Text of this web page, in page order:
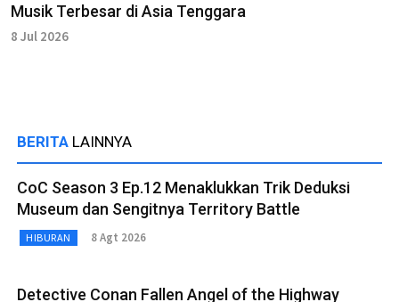
Musik Terbesar di Asia Tenggara
8 Jul 2026
BERITA LAINNYA
CoC Season 3 Ep.12 Menaklukkan Trik Deduksi
Museum dan Sengitnya Territory Battle
HIBURAN 8 Agt 2026
Detective Conan Fallen Angel of the Highway